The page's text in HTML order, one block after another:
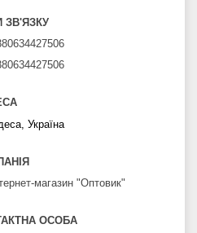
Україна
магазин "Оптовик"